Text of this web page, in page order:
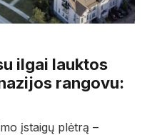
ilgai lauktos
rangovu:
įstaigų plėtrą –